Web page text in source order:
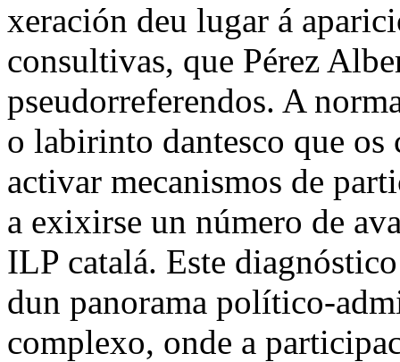
xeración deu lugar á
consultivas, que Pérez
pseudorreferendos. A
o labirinto dantesco que os
activar mecanismos de
a exixirse un número de
ILP catalá. Este
dun panorama político-
complexo, onde a